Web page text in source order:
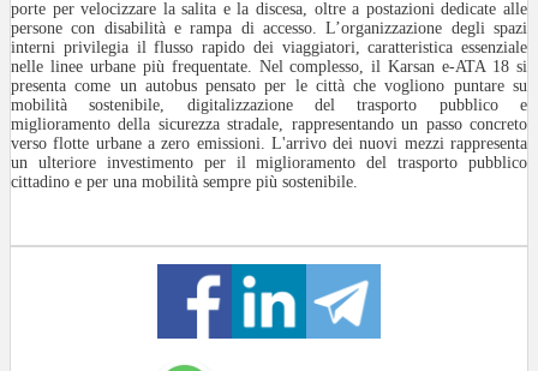
porte per velocizzare la salita e la discesa, oltre a postazioni dedicate alle
persone con disabilità e rampa di accesso. L’organizzazione degli spazi
interni privilegia il flusso rapido dei viaggiatori, caratteristica essenziale
nelle linee urbane più frequentate. Nel complesso, il Karsan e-ATA 18 si
presenta come un autobus pensato per le città che vogliono puntare su
mobilità sostenibile, digitalizzazione del trasporto pubblico e
miglioramento della sicurezza stradale, rappresentando un passo concreto
verso flotte urbane a zero emissioni. L'arrivo dei nuovi mezzi rappresenta
un ulteriore investimento per il miglioramento del trasporto pubblico
cittadino e per una mobilità sempre più sostenibile.